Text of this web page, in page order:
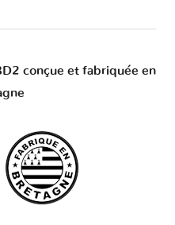
conçue et fabriquée en